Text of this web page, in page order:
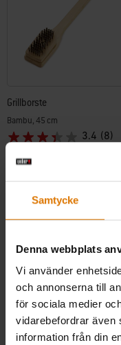
Samtycke
Denna webbplats
Vi använder
och annonserna till
för sociala medier
vidarebefordrar även
information från din
Grillborste
Bambu, 45 cm
3.4 (8)
kr 159,00